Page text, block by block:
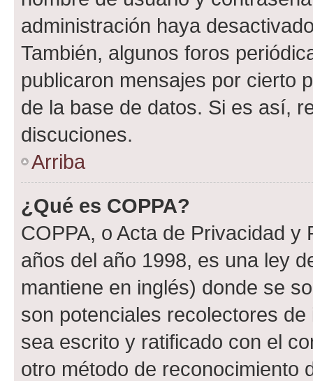
administración haya
También, algunos foros
publicaron mensajes por cierto
de la base de datos. Si es así,
discuciones.
Arriba
¿Qué es COPPA?
COPPA, o Acta de Privacidad
años del año 1998, es una ley
mantiene en inglés) donde se
son potenciales recolectores
sea escrito y ratificado con el
otro método de reconocimiento